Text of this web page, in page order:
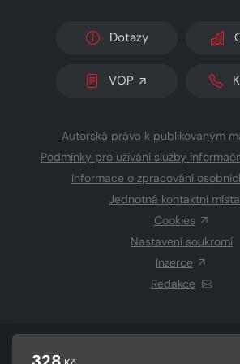
Dotazy
VOP
Autorská práva k publikovaným
Podmínky pro užívání služby
Informace o zpracování
Jednotná kontaktní místa
Cookies
Nastavení soukromí
Inzerce
Redakce
CZECH NEWS